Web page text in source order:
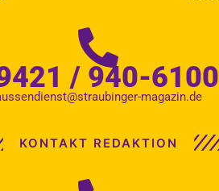
/ 940-6100
magazin.de
KONTAKT REDAKTION